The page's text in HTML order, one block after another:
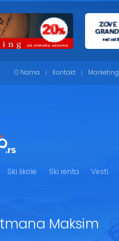
O Nama Kontakt Marketing
Ski škole Ski renta Vesti
Maksim